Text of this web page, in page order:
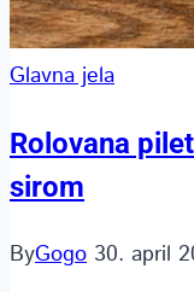
Glavna jela
Rolovana
sirom
ByGogo 30. april